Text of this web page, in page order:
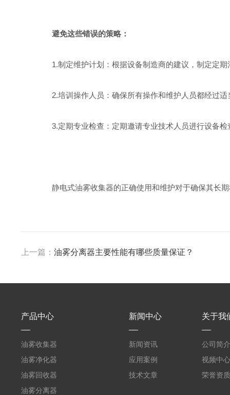
避免这些错误的策略：
1.制定维护计划：根据设备制造商的建议，制定定期
2.培训操作人员：确保所有操作和维护人员都经过适
3.定期专业检查：定期邀请专业技术人员进行设备检
静电式油雾收集器的正确使用和维护对于确保其长期
上一篇： 油雾分离器主要性能有哪些质量保证？
产品中心
油雾收集器
油雾净化器
油雾回收器
油雾分离器
新闻中心
新闻资讯
应用案例
技术文章
关于我
公司简介
视频中心
荣誉资质